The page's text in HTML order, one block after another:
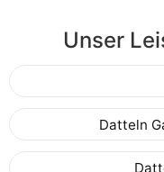
Unser
Datteln